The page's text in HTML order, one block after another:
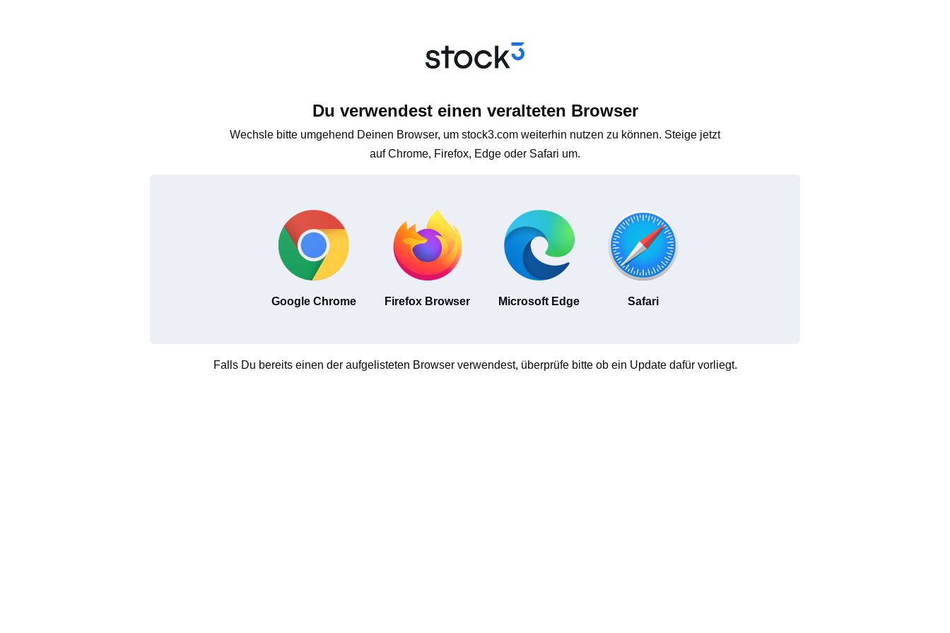
Du verwendest einen veralteten Browser
Wechsle bitte umgehend Deinen Browser, um stock3.com weiterhin nutzen zu können. Steige jetzt
auf Chrome, Firefox, Edge oder Safari um.
Google Chrome Firefox Browser Microsoft Edge Safari
Falls Du bereits einen der aufgelisteten Browser verwendest, überprüfe bitte ob ein Update dafür vorliegt.